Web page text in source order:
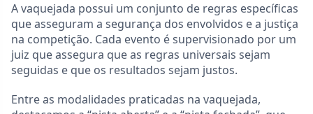
A vaquejada possui um conjunto de regras específicas
que asseguram a segurança dos envolvidos e a justiça
na competição. Cada evento é supervisionado por um
juiz que assegura que as regras universais sejam
seguidas e que os resultados sejam justos.
Entre as modalidades praticadas na vaquejada,